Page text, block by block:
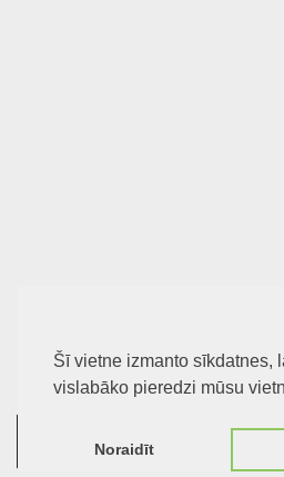
Šī vietne izmanto sīkdatnes,
vislabāko pieredzi mūsu
Noraidīt